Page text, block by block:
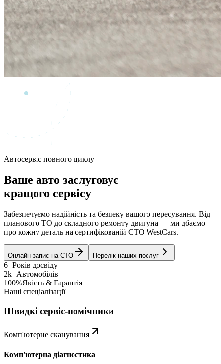
Автосервіс повного циклу
Ваше авто заслуговує
кращого сервісу
Забезпечуємо надійність та безпеку вашого пересування. Від
планового ТО до складного ремонту двигуна — ми дбаємо
про кожну деталь на сертифікованій СТО WestCars.
Онлайн-запис на СТО Перелік наших послуг
6+Років досвіду
2k+Автомобілів
100%Якість & Гарантія
Наші спеціалізації
Швидкі сервіс-помічники
Комп'ютерне сканування
Комп'ютерна діагностика